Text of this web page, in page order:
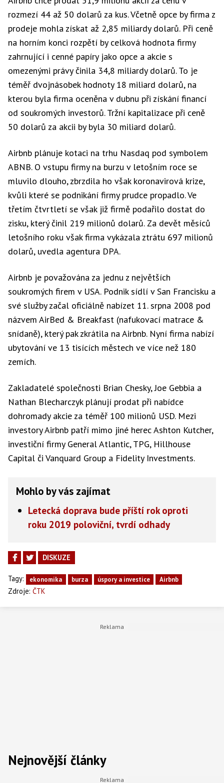
rozmezí 44 až 50 dolarů za kus. Včetně opce by firma z
prodeje mohla získat až 2,85 miliardy dolarů. Při ceně
na horním konci rozpětí by celková hodnota firmy
zahrnující i cenné papíry jako opce a akcie s
omezenými právy činila 34,8 miliardy dolarů. To je
téměř dvojnásobek hodnoty 18 miliard dolarů, na
kterou byla firma oceněna v dubnu při získání financí
od soukromých investorů. Tržní kapitalizace při ceně
50 dolarů za akcii by byla 30 miliard dolarů.
Airbnb plánuje kotaci na trhu Nasdaq pod symbolem
ABNB. O vstupu firmy na burzu v letošním roce se
mluvilo dlouho, zbrzdila ho však koronavirová krize,
kvůli které se podnikání firmy prudce propadlo. Ve
třetím čtvrtletí se však již firmě podařilo dostat do
zisku, který činil 219 milionů dolarů. Za devět měsíců
letošního roku však firma vykázala ztrátu 697 milionů
dolarů, uvedla agentura DPA.
Airbnb je považována za jednu z největších
soukromých firem v USA. Podnik sídlí v San Francisku a
své služby začal oficiálně nabízet 11. srpna 2008 pod
názvem AirBed & Breakfast (nafukovací matrace &
snídaně), který pak zkrátila na Airbnb. Nyní firma nabízí
ubytování ve 13 tisících městech ve více než 180
zemích.
Zakladatelé společnosti Brian Chesky, Joe Gebbia a
Nathan Blecharczyk plánují prodat při nabídce
dohromady akcie za téměř 100 milionů USD. Mezi
investory Airbnb patří mimo jiné herec Ashton Kutcher,
investiční firmy General Atlantic, TPG, Hillhouse
Capital či Vanquard Group a Fidelity Investments.
Mohlo by vás zajímat
Letecká doprava bude příští rok oproti
roku 2019 poloviční, tvrdí odhady
DISKUZE
Tagy: ekonomika burza úspory a investice Airbnb
Zdroje: ČTK
Nejnovější články